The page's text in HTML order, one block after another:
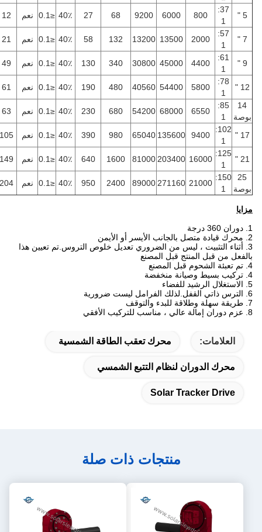
5 "
37:
800
6000
9200
68
27 40٪ ≤0.1 نعم 12
57:
2000
13500
13200
132
58 40٪ ≤0.1 نعم 21
61:
4400
45000
30800
340
130 40٪ ≤0.1 نعم 49
12 "
78:
5800
54400
40560
480
190 40٪ ≤0.1 نعم
61
14
بوصة
85:
6550
68000
54200
680
230 40٪ ≤0.1 نعم 63
17 "
102:
9400
135600
65040
980
390 40٪ ≤0.1 نعم 105
21 "
125:
16000
203400
81000
1600
640 40٪ ≤0.1 نعم
149
25
بوصة
150:
21000
271160
89000
2400
950 40٪ ≤0.1 نعم 204
مزايا
3. أثناء التثبيت ، ليس من الضروري تعديل خلوص التروس.تم تعيين هذا
بالفعل من قبل المنتج قبل المصنع
العلامات: محرك تعقب الطاقة الشمسية
محرك الدوران لنظام التتبع الشمسي
Solar Tracker Drive
منتجات ذات صلة